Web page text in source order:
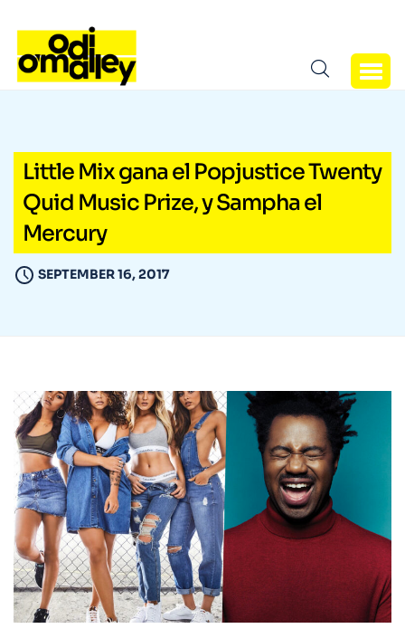
Little Mix gana el Popjustice Twenty
Quid Music Prize, y Sampha el
Mercury
SEPTEMBER 16, 2017